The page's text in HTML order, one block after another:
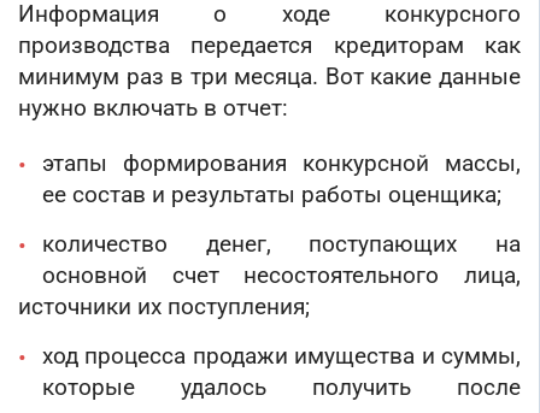
Информация о ходе конкурсного
производства передается кредиторам как
минимум раз в три месяца. Вот какие данные
нужно включать в отчет:
этапы формирования конкурсной массы,
ее состав и результаты работы оценщика;
количество денег, поступающих на
основной счет несостоятельного лица,
источники их поступления;
ход процесса продажи имущества и суммы,
которые удалось получить после